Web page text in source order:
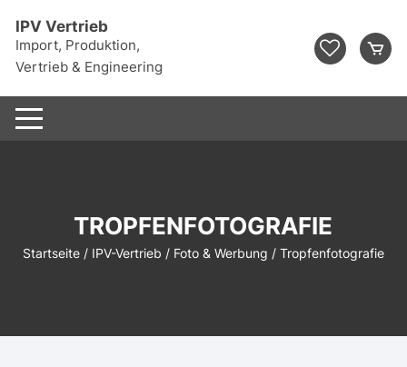
Inhalt
springen
IPV Vertrieb
Import, Produktion,
Vertrieb & Engineering
TROPFENFOTOGRAFIE
Startseite/ IPV-Vertrieb / Foto & Werbung / Tropfenfotografie